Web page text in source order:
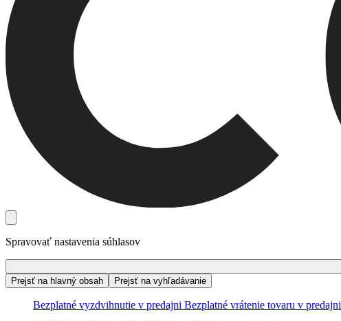
Spravovať nastavenia súhlasov
Prejsť na hlavný obsah
Prejsť na vyhľadávanie
Bezplatné vyzdvihnutie v predajni Bezplatné vrátenie tovaru v predajni